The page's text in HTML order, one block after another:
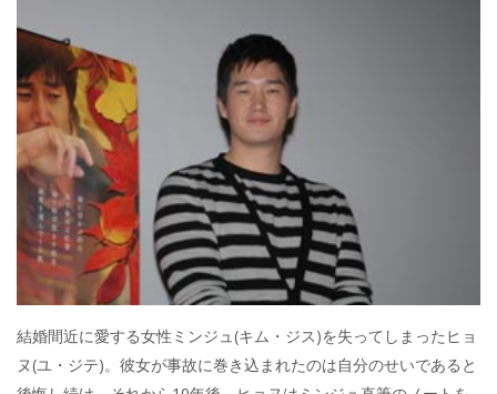
結婚間近に愛する女性ミンジュ(キム・ジス)を失ってしまったヒョ
ヌ(ユ・ジテ)。彼女が事故に巻き込まれたのは自分のせいであると